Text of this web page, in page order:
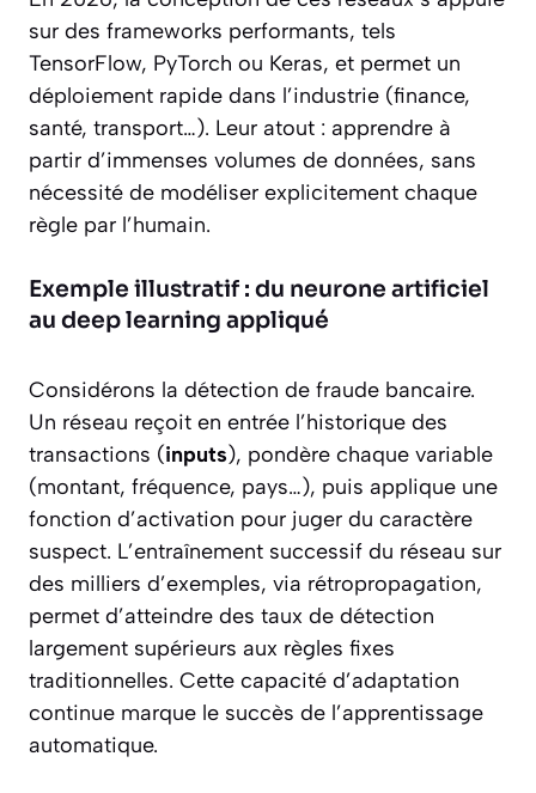
sur des frameworks performants, tels
TensorFlow, PyTorch ou Keras, et permet un
déploiement rapide dans l’industrie (finance,
santé, transport…). Leur atout : apprendre à
partir d’immenses volumes de données, sans
nécessité de modéliser explicitement chaque
règle par l’humain.
Exemple illustratif : du neurone artificiel
au deep learning appliqué
Considérons la détection de fraude bancaire.
Un réseau reçoit en entrée l’historique des
transactions (inputs), pondère chaque variable
(montant, fréquence, pays…), puis applique une
fonction d’activation pour juger du caractère
suspect. L’entraînement successif du réseau sur
des milliers d’exemples, via rétropropagation,
permet d’atteindre des taux de détection
largement supérieurs aux règles fixes
traditionnelles. Cette capacité d’adaptation
continue marque le succès de l’apprentissage
automatique.